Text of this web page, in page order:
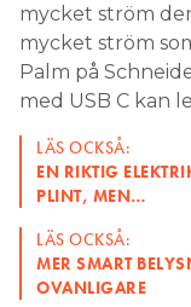
mycket ström
mycket ström
Palm på
med USB C kan
LÄS OCKSÅ:
EN RIKTIG
PLINT, MEN…
LÄS OCKSÅ:
MER SMART
OVANLIGARE